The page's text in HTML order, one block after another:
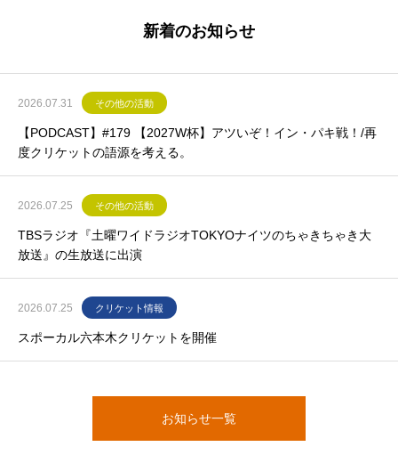
新着のお知らせ
2026.07.31 その他の活動
【PODCAST】#179 【2027W杯】アツいぞ！イン・パキ戦！/再
度クリケットの語源を考える。
2026.07.25 その他の活動
TBSラジオ『土曜ワイドラジオTOKYOナイツのちゃきちゃき大
放送』の生放送に出演
2026.07.25 クリケット情報
スポーカル六本木クリケットを開催
お知らせ一覧